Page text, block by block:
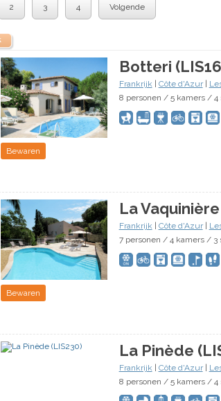
2 3 4 Volgende
Botteri
Frankrijk Côte d'Azur|
8 personen / 5 kamers / 4
Bewaren
La
Frankrijk Côte d'Azur|
7 personen / 4 kamers / 3
Bewaren
La Pinède
Frankrijk Côte d'Azur|
8 personen / 5 kamers / 4